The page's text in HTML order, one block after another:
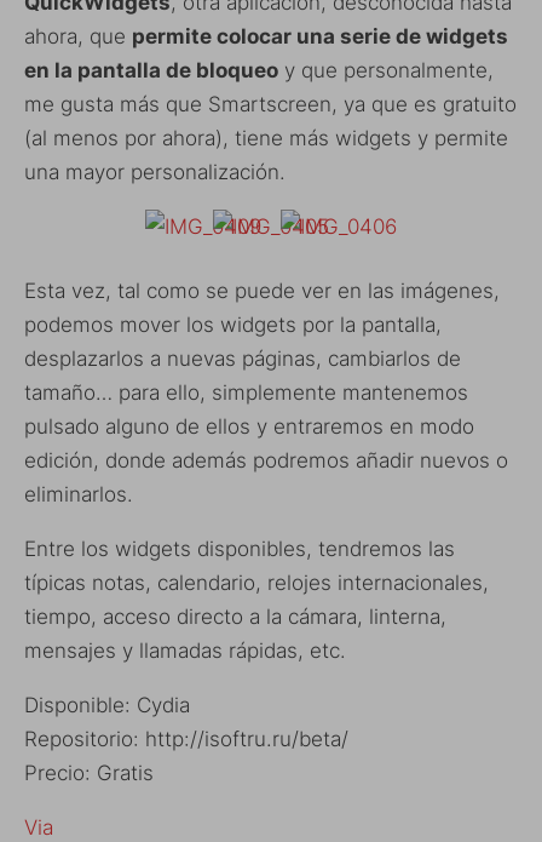
ahora, que permite colocar una serie de widgets
en la pantalla de bloqueo y que personalmente,
me gusta más que Smartscreen, ya que es gratuito
(al menos por ahora), tiene más widgets y permite
una mayor personalización.
Esta vez, tal como se puede ver en las imágenes,
podemos mover los widgets por la pantalla,
desplazarlos a nuevas páginas, cambiarlos de
tamaño… para ello, simplemente mantenemos
pulsado alguno de ellos y entraremos en modo
edición, donde además podremos añadir nuevos o
eliminarlos.
Entre los widgets disponibles, tendremos las
típicas notas, calendario, relojes internacionales,
tiempo, acceso directo a la cámara, linterna,
mensajes y llamadas rápidas, etc.
Disponible: Cydia
Repositorio: http://isoftru.ru/beta/
Precio: Gratis
Via